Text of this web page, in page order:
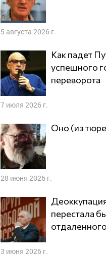
5 августа 2026 г.
Как падет Путин: Хроника
успешного
переворота
7 июля 2026 г.
Оно (из
28 июня 2026 г.
Деоккупация Крыма
перестала
3 июня 2026 г.